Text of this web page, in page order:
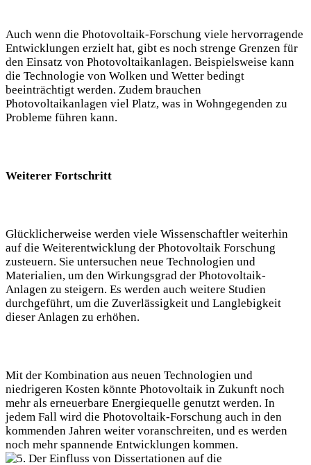
Auch wenn die Photovoltaik-Forschung viele hervorragende
Entwicklungen erzielt hat, gibt es noch strenge Grenzen für
den Einsatz von Photovoltaikanlagen. Beispielsweise kann
die Technologie von Wolken und Wetter bedingt
beeinträchtigt werden. Zudem brauchen
Photovoltaikanlagen viel Platz, was in Wohngegenden zu
Probleme führen kann.
Weiterer Fortschritt
Glücklicherweise werden viele Wissenschaftler weiterhin
auf die Weiterentwicklung der Photovoltaik Forschung
zusteuern. Sie untersuchen neue Technologien und
Materialien, um den Wirkungsgrad der Photovoltaik-
Anlagen zu steigern. Es werden auch weitere Studien
durchgeführt, um die Zuverlässigkeit und Langlebigkeit
dieser Anlagen zu erhöhen.
Mit der Kombination aus neuen Technologien und
niedrigeren Kosten könnte Photovoltaik in Zukunft noch
mehr als erneuerbare Energiequelle genutzt werden. In
jedem Fall wird die Photovoltaik-Forschung auch in den
kommenden Jahren weiter voranschreiten, und es werden
noch mehr spannende Entwicklungen kommen.